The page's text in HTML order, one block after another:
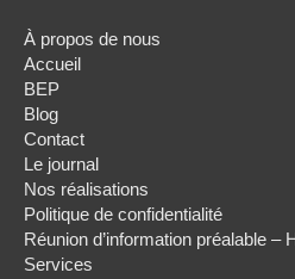
À propos de nous
Accueil
BEP
Blog
Contact
Le journal
Nos réalisations
Politique de confidentialité
Réunion d’information préalable –
Services